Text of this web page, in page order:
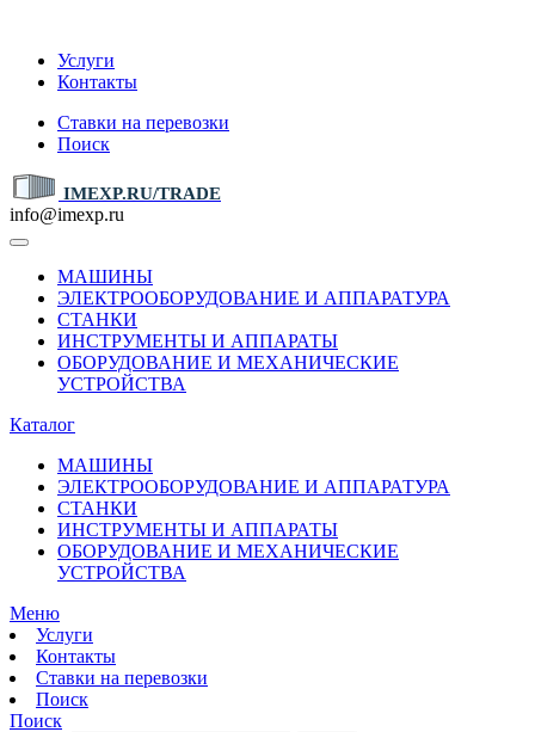
Услуги
Контакты
Ставки на перевозки
Поиск
IMEXP.RU/TRADE
info@imexp.ru
МАШИНЫ
ЭЛЕКТРООБОРУДОВАНИЕ И АППАРАТУРА
СТАНКИ
ИНСТРУМЕНТЫ И АППАРАТЫ
ОБОРУДОВАНИЕ И МЕХАНИЧЕСКИЕ
УСТРОЙСТВА
Каталог
МАШИНЫ
ЭЛЕКТРООБОРУДОВАНИЕ И АППАРАТУРА
СТАНКИ
ИНСТРУМЕНТЫ И АППАРАТЫ
ОБОРУДОВАНИЕ И МЕХАНИЧЕСКИЕ
УСТРОЙСТВА
Меню
Услуги
Контакты
Ставки на перевозки
Поиск
Поиск